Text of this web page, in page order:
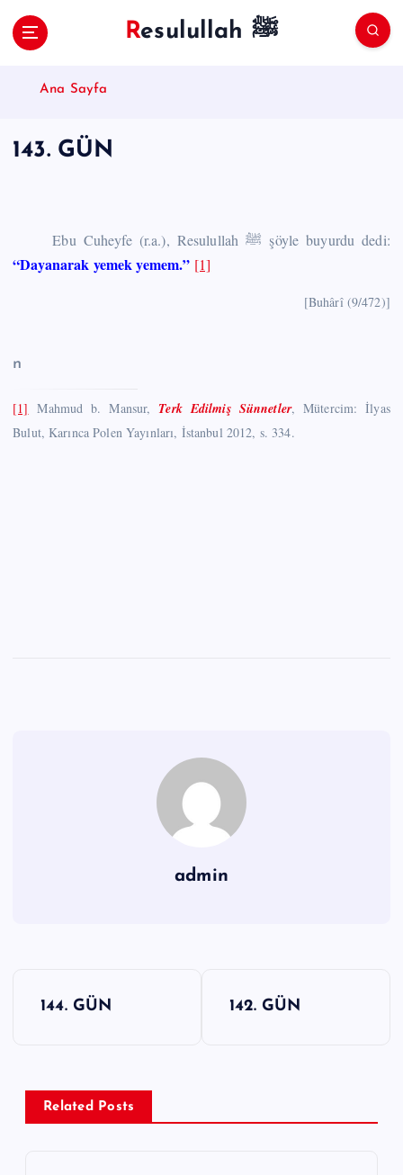
Resulullah ﷺ
Ana Sayfa
143. GÜN
Ebu Cuheyfe (r.a.), Resulullah ﷺ şöyle buyurdu dedi:
“Dayanarak yemek yemem.” [1]
[Buhârî (9/472)]
n
[1] Mahmud b. Mansur,Terk Edilmiş Sünnetler, Mütercim: İlyas
Bulut, Karınca Polen Yayınları, İstanbul 2012, s. 334.
admin
e
144. GÜN 142. GÜN
Related Posts